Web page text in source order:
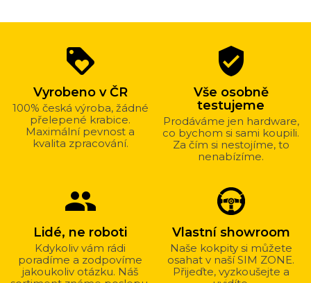
nakupovat
nás?
loyalty
Vyrobeno v ČR
100% česká výroba, žádné
přelepené krabice.
Maximální pevnost a
kvalita zpracování.
verified_user
Vše osobně
testujeme
Prodáváme jen hardware,
co bychom si sami koupili.
Za čím si nestojíme, to
nenabízíme.
group
Lidé, ne roboti
Kdykoliv vám rádi
poradíme a zodpovíme
jakoukoliv otázku. Náš
Vlastní showroom
Naše kokpity si můžete
osahat v naší SIM ZONE.
Přijeďte, vyzkoušejte a